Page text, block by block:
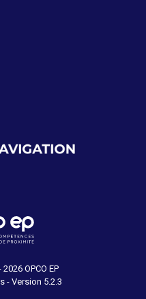
OPCO EP
- Version 5.2.3